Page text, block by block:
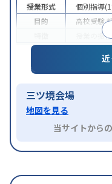
授業形式
個別指導
目的
高校受験
授業の振
三ツ境会場
地図を見る
当サイトから